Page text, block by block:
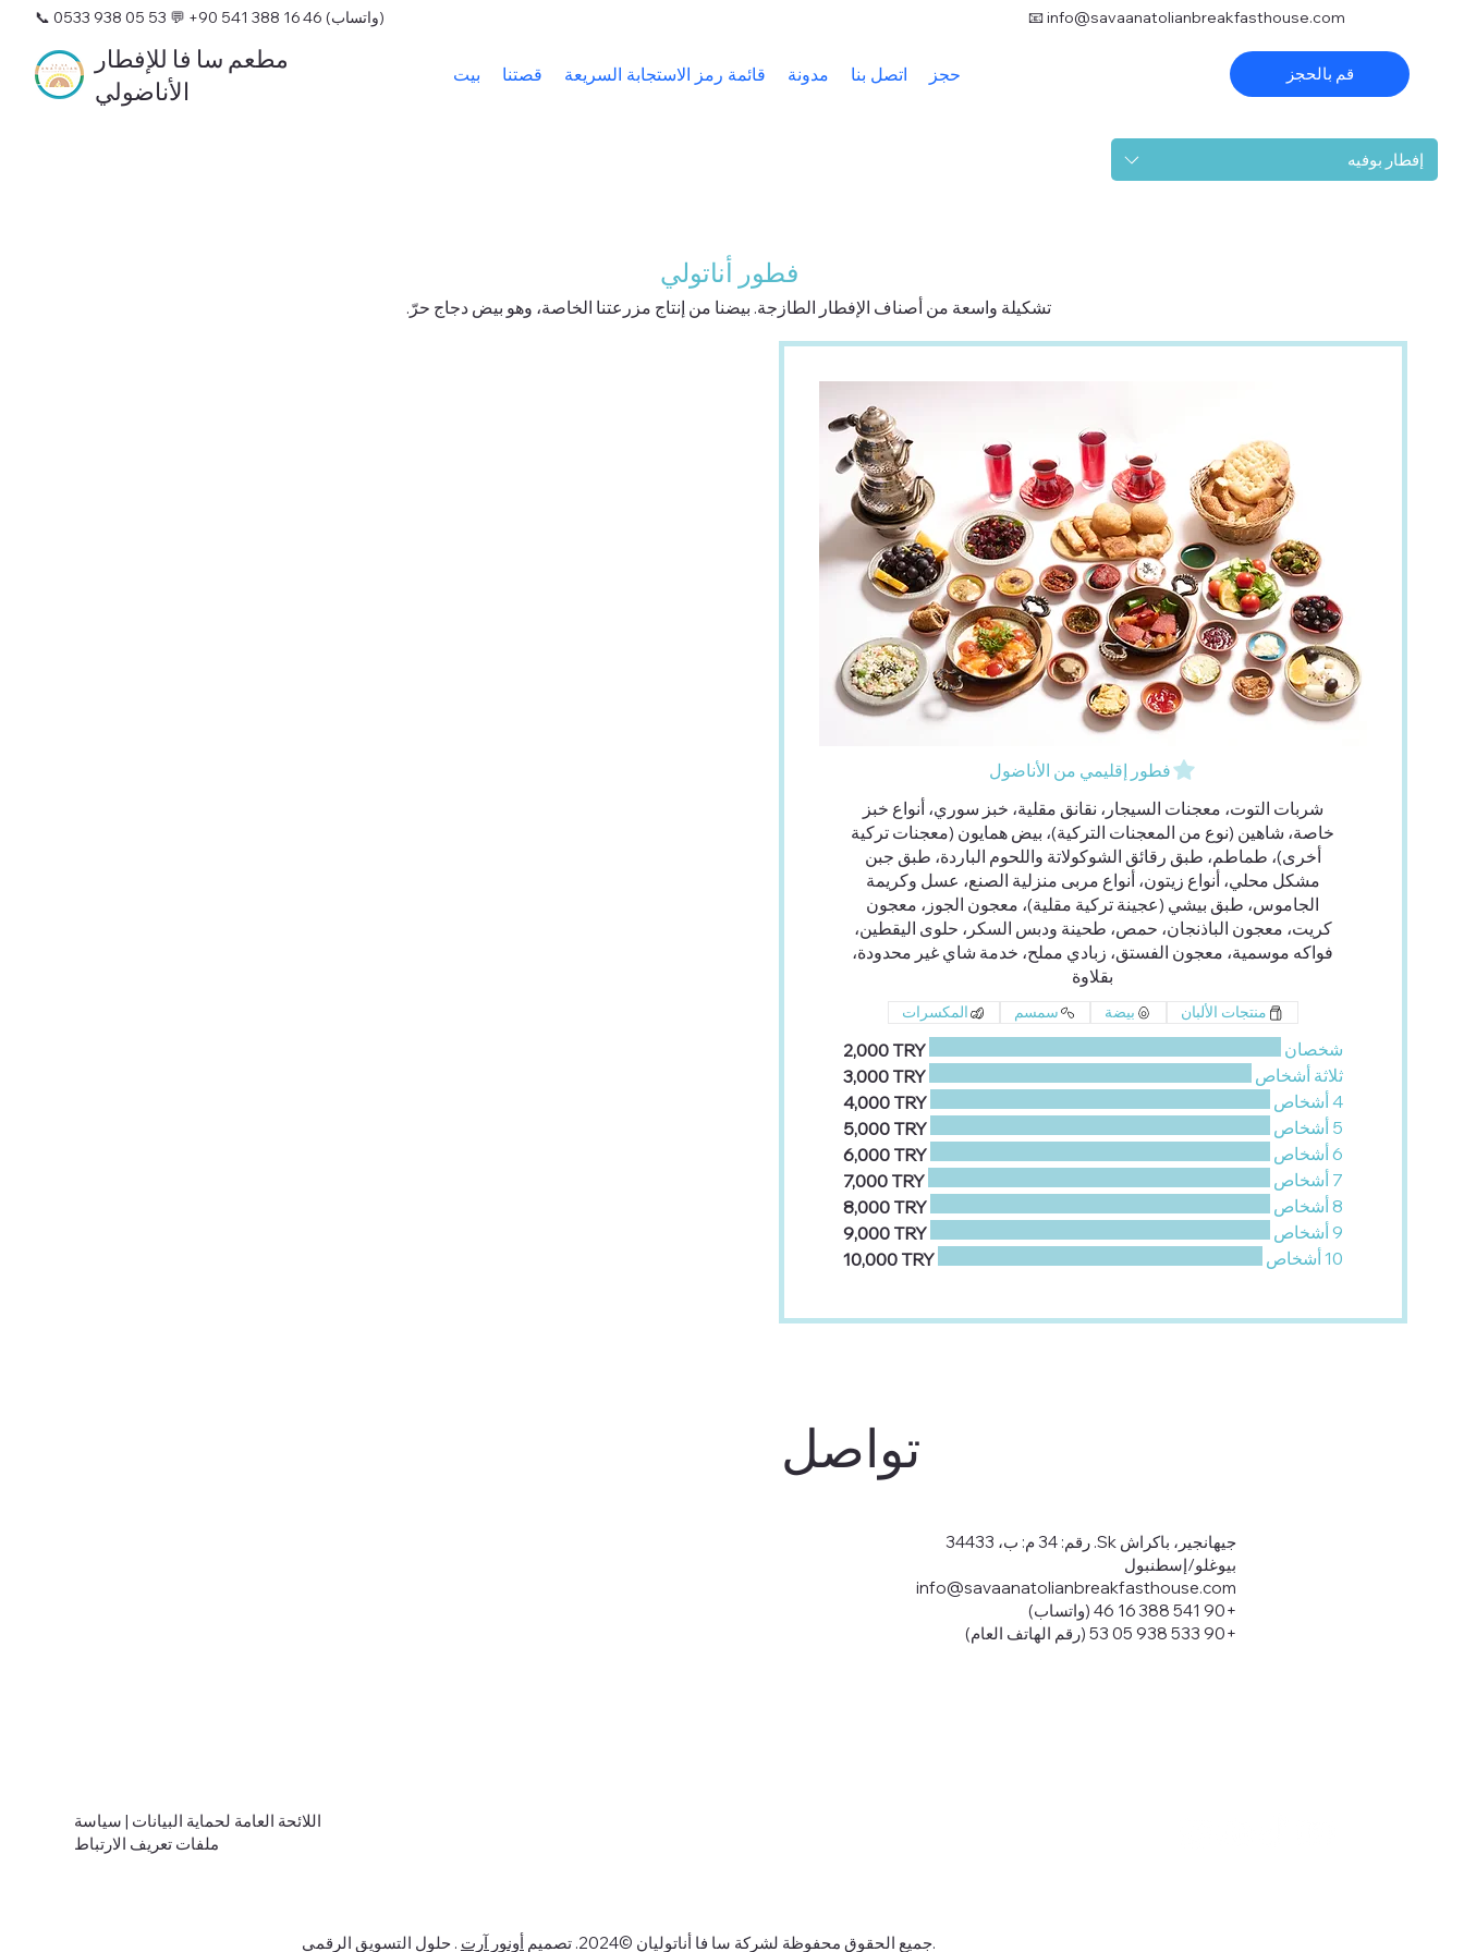
📞 0533 938 05 53 💬 +90 541 388 16 46 (واتساب) 📧info@savaanatolianbreakfasthouse.com
مطعم سا فا للإفطار
الأناضولي
بيت قصتنا قائمة رمز الاستجابة السريعة مدونة اتصل بنا حجز قم بالحجز
إفطار بوفيه
فطور أناتولي
تشكيلة واسعة من أصناف الإفطار الطازجة. بيضنا من إنتاج مزرعتنا الخاصة، وهو بيض دجاج حرّ.
فطور إقليمي من الأناضول
شربات التوت، معجنات السيجار، نقانق مقلية، خبز سوري، أنواع خبز
خاصة، شاهين (نوع من المعجنات التركية)، بيض همايون (معجنات تركية
أخرى)، طماطم، طبق رقائق الشوكولاتة واللحوم الباردة، طبق جبن
مشكل محلي، أنواع زيتون، أنواع مربى منزلية الصنع، عسل وكريمة
الجاموس، طبق بيشي (عجينة تركية مقلية)، معجون الجوز، معجون
كريت، معجون الباذنجان، حمص، طحينة ودبس السكر، حلوى اليقطين،
فواكه موسمية، معجون الفستق، زبادي مملح، خدمة شاي غير محدودة،
بقلاوة
شخصان
‏2,000 TRY
ثلاثة أشخاص
‏3,000 TRY
4 أشخاص
‏4,000 TRY
5 أشخاص
‏5,000 TRY
6 أشخاص
‏6,000 TRY
7 أشخاص
‏7,000 TRY
8 أشخاص
‏8,000 TRY
9 أشخاص
‏9,000 TRY
10 أشخاص
‏10,000 TRY
منتجات الألبان بيضة سمسم المكسرات
جيهانجير، باكراش Sk. رقم: 34 م: ب، 34433
بيوغلو/إسطنبول
info@savaanatolianbreakfasthouse.com
+90 541 388 16 46 (واتساب)
+90 533 938 05 53 (رقم الهاتف العام)
تواصل
اللائحة العامة لحماية البيانات | سياسة
ملفات تعريف الارتباط
جميع الحقوق محفوظة لشركة سا فا أناتوليان ©2024. تصميم أونور آرت . حلول التسويق الرقمي.